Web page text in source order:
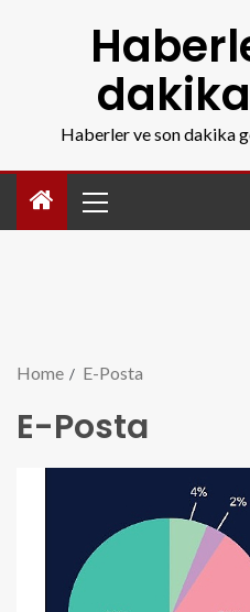
Haberler ve son dakika
Home E-Posta
E-Posta